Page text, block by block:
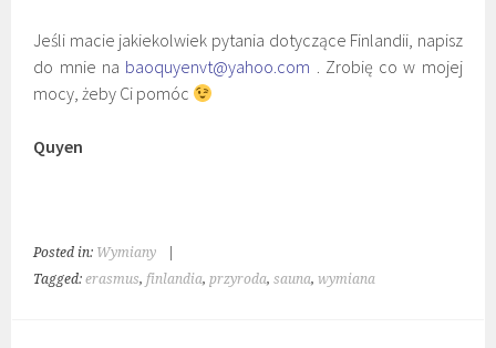
Jeśli macie jakiekolwiek pytania dotyczące Finlandii, napisz
do mnie na baoquyenvt@yahoo.com . Zrobię co w mojej
mocy, żeby Ci pomóc
Quyen
Posted in: Wymiany
Tagged:erasmus,finlandia,przyroda,sauna,wymiana